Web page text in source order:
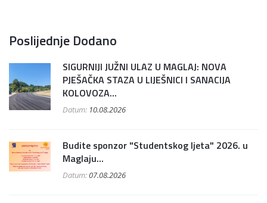
Poslijednje Dodano
SIGURNIJI JUŽNI ULAZ U MAGLAJ: NOVA
PJEŠAČKA STAZA U LIJEŠNICI I SANACIJA
KOLOVOZA...
Datum: 10.08.2026
Budite sponzor "Studentskog ljeta" 2026. u
Maglaju...
Datum:07.08.2026